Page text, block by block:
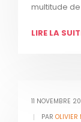
multitude
LIRE LA
11 NOVEMBRE
PAROLIVIER